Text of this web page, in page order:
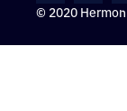
© 2020